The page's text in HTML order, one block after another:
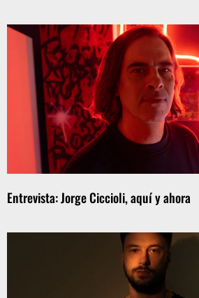
Entrevista: Jorge Ciccioli, aquí y ahora